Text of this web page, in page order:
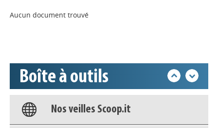
Aucun document trouvé
Boîte à outils
Déposer une actu !
Base documentaire
Nos veilles Scoop.it